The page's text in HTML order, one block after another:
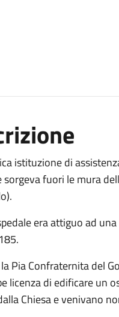
istituzione di
sorgeva fuori le mura
era attiguo ad
Pia Confraternita del
licenza di edificare un
Chiesa e venivano